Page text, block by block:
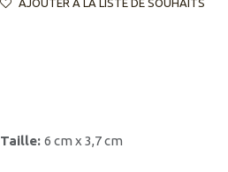
AJOUTER À LA LISTE DE SOUHAITS
Taille: 6 cm x 3,7 cm